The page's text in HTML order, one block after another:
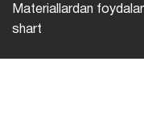
Materiallardan
shart